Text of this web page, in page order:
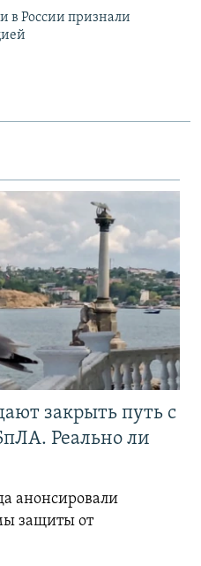
в России признали
закрыть путь с
Реально ли
анонсировали
защиты от